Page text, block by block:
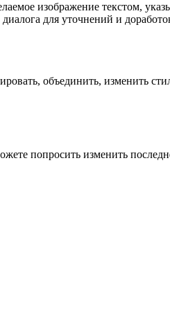
изображение текстом,
для уточнений и
объединить, изменить
попросить изменить